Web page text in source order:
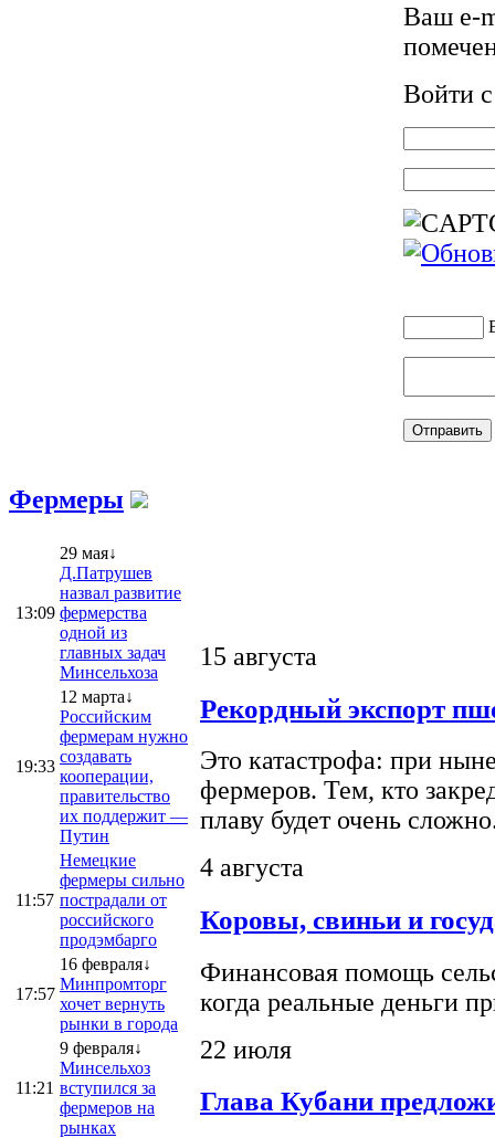
Ваш e-
Войти
Фермеры
13:09
29 мая↓
Д.Патрушев
назвал развитие
фермерства
одной из
главных задач
Минсельхоза
19:33
12 марта↓
Российским
фермерам нужно
создавать
кооперации,
правительство
их поддержит —
Путин
11:57
Немецкие
фермеры сильно
пострадали от
российского
продэмбарго
17:57
16 февраля↓
Минпромторг
хочет вернуть
рынки в города
11:21
9 февраля↓
Минсельхоз
вступился за
фермеров на
рынках
15 августа
Рекордный экспорт
Это катастрофа: при
фермеров. Тем, кто
плаву будет очень
4 августа
Коровы, свиньи и
Финансовая помощь
когда реальные деньги
22 июля
Глава Кубани